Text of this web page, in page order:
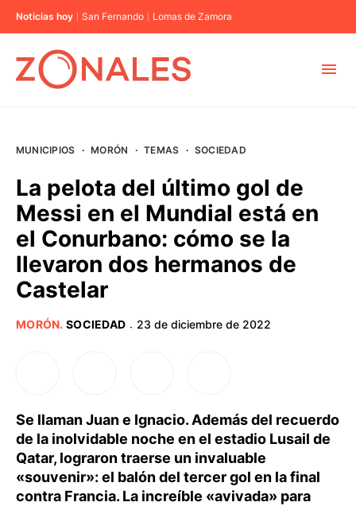
Noticias hoy San Fernando Lomas de Zamora
BUENOS AIRES
PROVINCIAS
MUNICIPIOS · MORÓN · TEMAS · SOCIEDAD
La pelota del último gol de
Messi en el Mundial está en
el Conurbano: cómo se la
llevaron dos hermanos de
Castelar
MORÓN. SOCIEDAD · 23 de diciembre de 2022
Se llaman Juan e Ignacio. Además del recuerdo
de la inolvidable noche en el estadio Lusail de
Qatar, lograron traerse un invaluable
«souvenir»: el balón del tercer gol en la final
contra Francia. La increíble «avivada» para